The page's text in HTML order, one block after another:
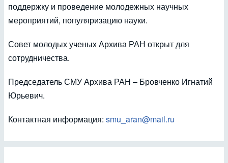
поддержку и проведение молодежных научных
мероприятий, популяризацию науки.
Совет молодых ученых Архива РАН открыт для
сотрудничества.
Председатель СМУ Архива РАН – Бровченко Игнатий
Юрьевич.
Контактная информация: smu_aran@mail.ru